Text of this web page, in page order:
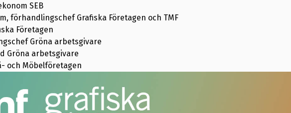
SEB
förhandlingschef Grafiska Företagen och TMF
Företagen
Gröna arbetsgivare
Gröna arbetsgivare
och Möbelföretagen